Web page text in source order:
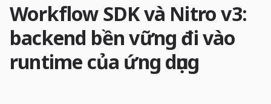
Workflow SDK và Nitro v3:
backend bền vững đi vào
runtime của ứng dụng